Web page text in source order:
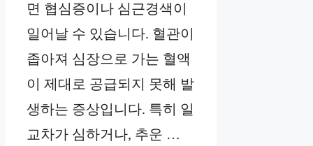
면 협심증이나 심근경색이
일어날 수 있습니다. 혈관이
좁아져 심장으로 가는 혈액
이 제대로 공급되지 못해 발
생하는 증상입니다. 특히 일
교차가 심하거나, 추운 …